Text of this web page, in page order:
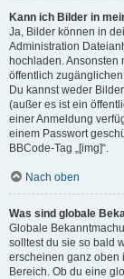
Kann ich Bilder in
Ja, Bilder können in
Administration
hochladen. Ansonsten
öffentlich
Du kannst weder
(außer es ist ein
einer Anmeldung
einem Passwort
BBCode-Tag „[img]“.
Nach oben
Was sind globale
Globale
solltest du sie so bald
erscheinen ganz oben
Bereich. Ob du eine